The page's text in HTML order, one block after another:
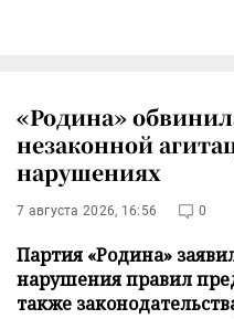
«Родина»
незаконной
нарушениях
7 августа 2026, 16:56 0
Партия «Родина»
нарушения правил
также